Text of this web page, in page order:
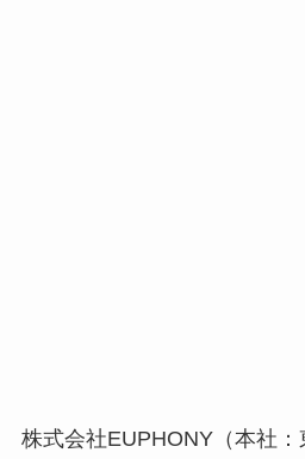
株式会社EUPHONY（本社